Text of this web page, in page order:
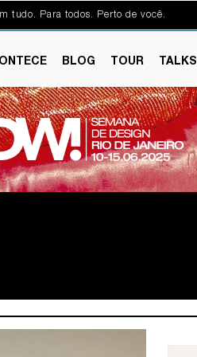
tudo. Para todos. Perto de você.
BLOG TOUR TALKS